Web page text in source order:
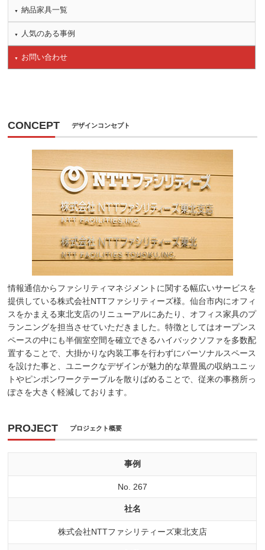
納品家具一覧
人気のある事例
お問い合わせ
CONCEPT デザインコンセプト
情報通信からファシリティマネジメントに関する幅広いサービスを
提供している株式会社NTTファシリティーズ様。仙台市内にオフィ
スをかまえる東北支店のリニューアルにあたり、オフィス家具のプ
ランニングを担当させていただきました。特徴としてはオープンス
ペースの中にも半個室空間を確立できるハイバックソファを多数配
置することで、大掛かりな内装工事を行わずにパーソナルスペース
を設けた事と、ユニークなデザインが魅力的な草畳風の収納ユニッ
トやピンポンワークテーブルを散りばめることで、従来の事務所っ
ぽさを大きく軽減しております。
PROJECT プロジェクト概要
事例
No. 267
社名
株式会社NTTファシリティーズ東北支店